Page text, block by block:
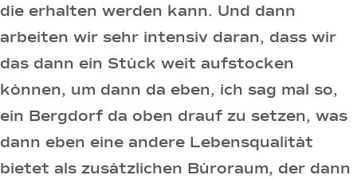
die erhalten werden kann. Und dann
arbeiten wir sehr intensiv daran, dass wir
das dann ein Stück weit aufstocken
können, um dann da eben, ich sag mal so,
ein Bergdorf da oben drauf zu setzen, was
dann eben eine andere Lebensqualität
bietet als zusätzlichen Büroraum, der dann